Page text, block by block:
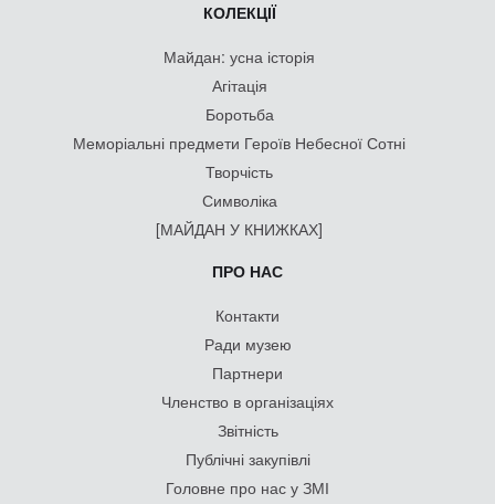
КОЛЕКЦІЇ
Майдан: усна історія
Агітація
Боротьба
Меморіальні предмети Героїв Небесної Сотні
Творчість
Символіка
[МАЙДАН У КНИЖКАХ]
ПРО НАС
Контакти
Ради музею
Партнери
Членство в організаціях
Звітність
Публічні закупівлі
Головне про нас у ЗМІ